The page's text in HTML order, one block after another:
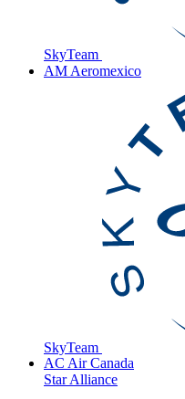
SkyTeam
AM Aeromexico
SkyTeam
AC Air Canada
Star Alliance